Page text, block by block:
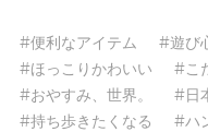
#便利なアイテム #遊び
#ほっこりかわいい
#こ
#おやすみ、世界。
#日
#持ち歩きたくなる
#ハ